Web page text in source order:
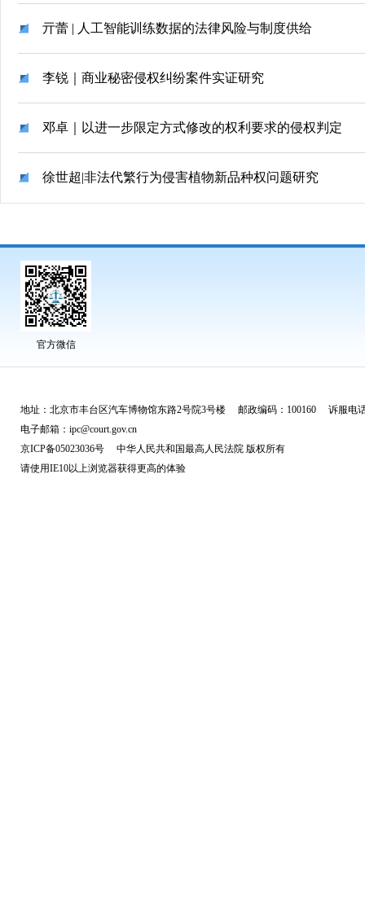
亓蕾 | 人工智能训练数据的法律风险与制度供给
李锐｜商业秘密侵权纠纷案件实证研究
邓卓｜以进一步限定方式修改的权利要求的侵权判定
徐世超|非法代繁行为侵害植物新品种权问题研究
官方微信
地址：北京市丰台区汽车博物馆东路2号院3号楼 邮政编码：100160 诉服电
电子邮箱：ipc@court.gov.cn
京ICP备05023036号 中华人民共和国最高人民法院 版权所有
请使用IE10以上浏览器获得更高的体验